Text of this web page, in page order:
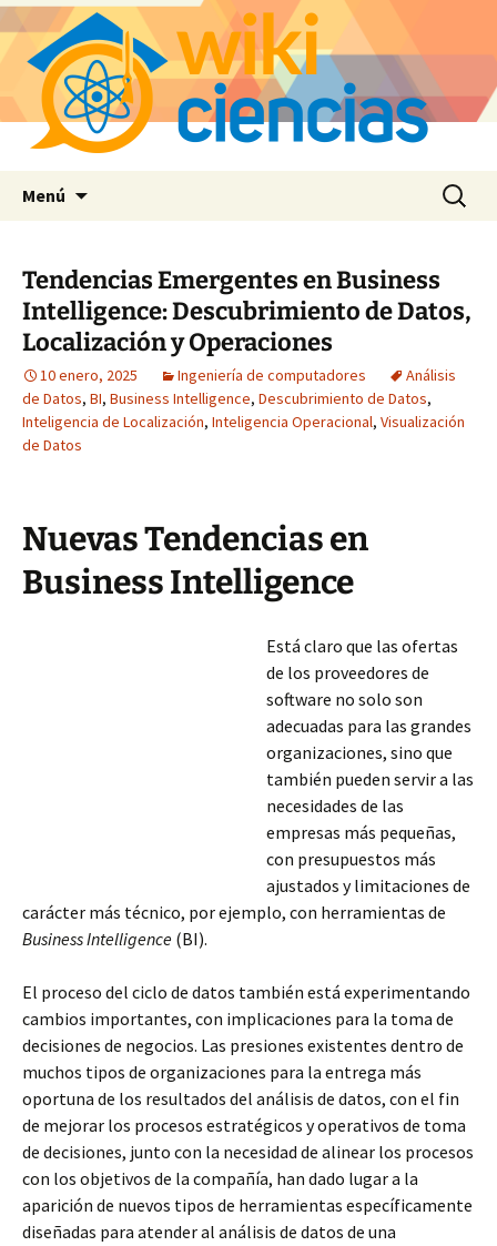
Menú Buscar:
Tendencias Emergentes en Business
Intelligence: Descubrimiento de Datos,
Localización y Operaciones
10 enero, 2025 Ingeniería de computadores
Análisis
de Datos, BI, Business Intelligence, Descubrimiento de Datos,
Inteligencia de Localización, Inteligencia Operacional, Visualización
de Datos
Nuevas Tendencias en
Business Intelligence
Está claro que las ofertas
de los proveedores de
software no solo son
adecuadas para las grandes
organizaciones, sino que
también pueden servir a las
necesidades de las
empresas más pequeñas,
con presupuestos más
ajustados y limitaciones de
carácter más técnico, por ejemplo, con herramientas de
Business Intelligence (BI).
El proceso del ciclo de datos también está experimentando
cambios importantes, con implicaciones para la toma de
decisiones de negocios. Las presiones existentes dentro de
muchos tipos de organizaciones para la entrega más
oportuna de los resultados del análisis de datos, con el fin
de mejorar los procesos estratégicos y operativos de toma
de decisiones, junto con la necesidad de alinear los procesos
con los objetivos de la compañía, han dado lugar a la
aparición de nuevos tipos de herramientas específicamente
diseñadas para atender al análisis de datos de una